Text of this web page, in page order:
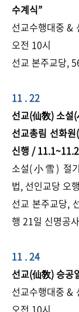
수계식”
선교수행대중 &
오전 10시
선교 본주교당,
11 . 22
선교(仙敎) 소설
선교총림 선화
신행 /
소설(小雪) 절
법, 선인교당 오
선교 본주교당,
행 21일 신명공
11 . 24
선교(仙敎) 승공
선교수행대중 &